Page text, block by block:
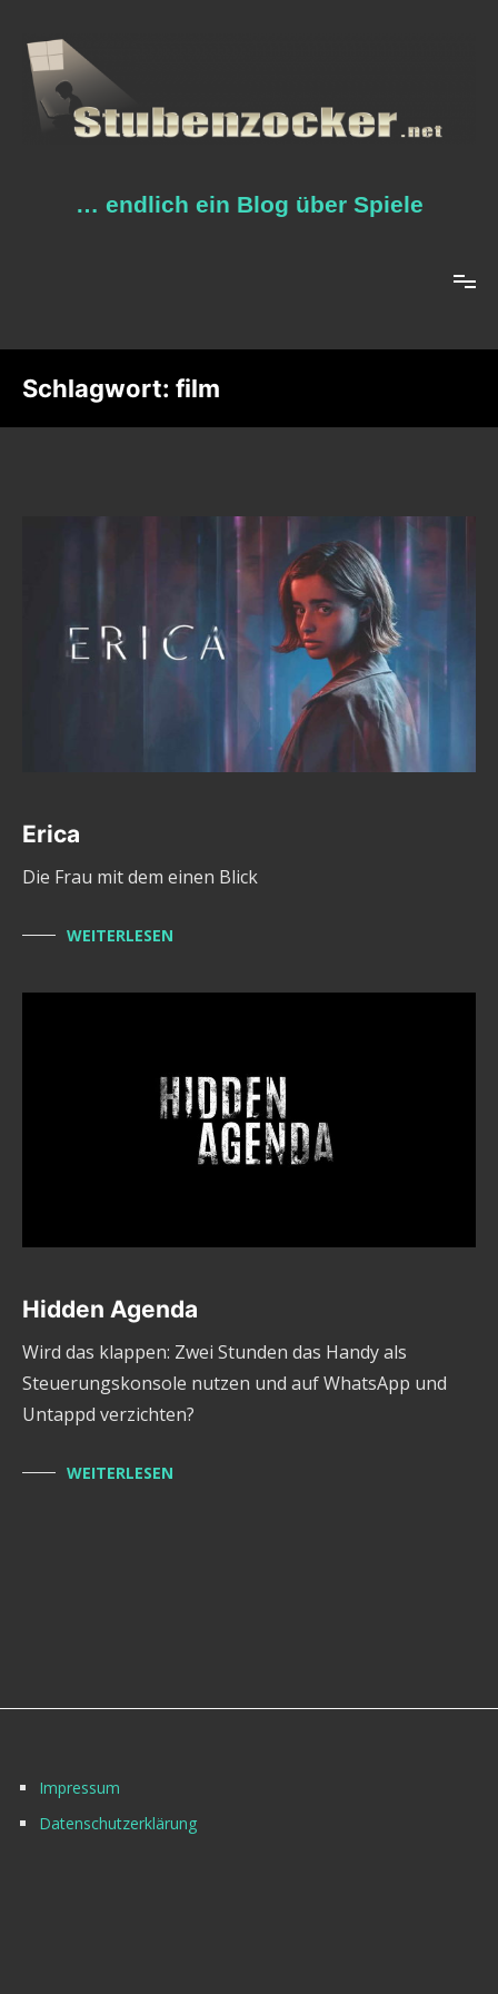
Inhalt
springen
… endlich ein Blog über Spiele
Schlagwort: film
Erica
Die Frau mit dem einen Blick
WEITERLESEN
Hidden Agenda
Wird das klappen: Zwei Stunden das Handy als
Steuerungskonsole nutzen und auf WhatsApp und
Untappd verzichten?
WEITERLESEN
Impressum
Datenschutzerklärung